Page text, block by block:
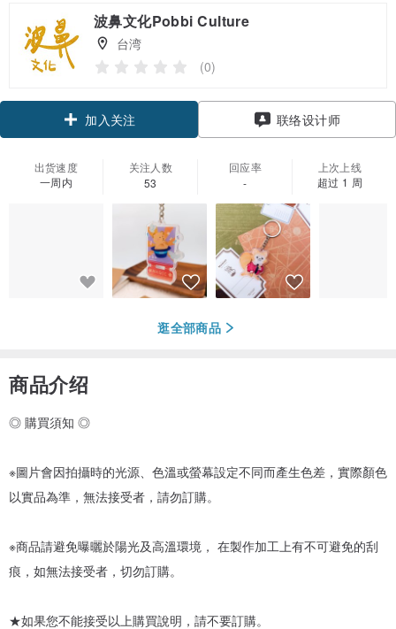
波鼻文化Pobbi Culture
台湾
(0)
加入关注 联络设计师
出货速度
一周内
关注人数
53
回应率
-
上次上线
超过 1 周
逛全部商品
商品介绍
◎ 購買須知 ◎
※圖片會因拍攝時的光源、色溫或螢幕設定不同而產生色差，實際顏色
以實品為準，無法接受者，請勿訂購。
※商品請避免曝曬於陽光及高溫環境， 在製作加工上有不可避免的刮
痕，如無法接受者，切勿訂購。
★如果您不能接受以上購買說明，請不要訂購。